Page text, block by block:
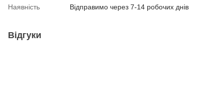
Наявність
Відправимо через 7-14 робочих днів
Відгуки